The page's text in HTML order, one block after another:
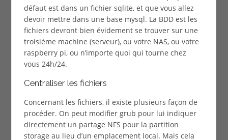
défaut est dans un fichier sqlite, et que vous allez
devoir mettre dans une base mysql. La BDD est les
fichiers devront bien évidement se trouver sur une
troisième machine (serveur), ou votre NAS, ou votre
raspberry pi, ou n’importe quoi qui tourne chez
vous 24h/24.
Centraliser les fichiers
Concernant les fichiers, il existe plusieurs façon de
procéder. On peut modifier grub pour lui indiquer
directement un partage NFS pour la partition
storage au lieu d’un emplacement local. Mais cela